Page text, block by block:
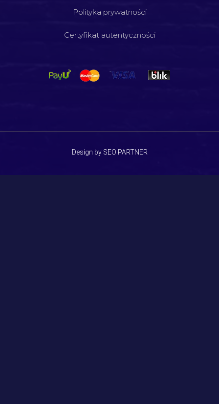
Polityka prywatności
Certyfikat autentyczności
Design by SEO PARTNER